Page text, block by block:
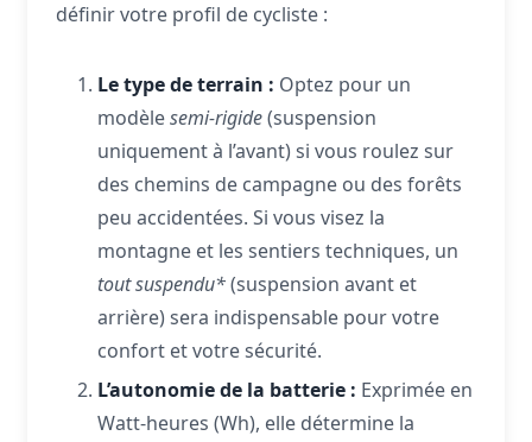
définir votre profil de cycliste :
Le type de terrain : Optez pour un
modèlesemi-rigide(suspension
uniquement à l’avant) si vous roulez sur
des chemins de campagne ou des forêts
peu accidentées. Si vous visez la
montagne et les sentiers techniques, un
tout suspendu*(suspension avant et
arrière) sera indispensable pour votre
confort et votre sécurité.
L’autonomie de la batterie : Exprimée en
Watt-heures (Wh), elle détermine la